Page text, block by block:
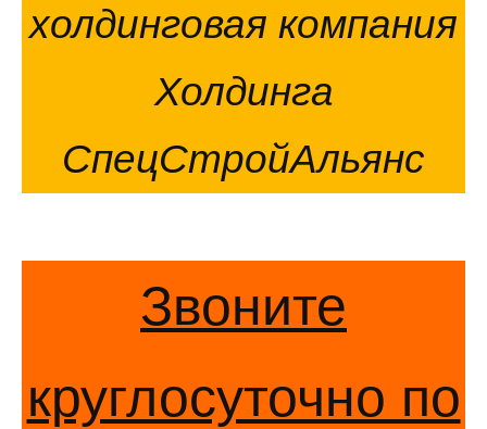
холдинговая компания
Холдинга
СпецСтройАльянс
Звоните
круглосуточно по